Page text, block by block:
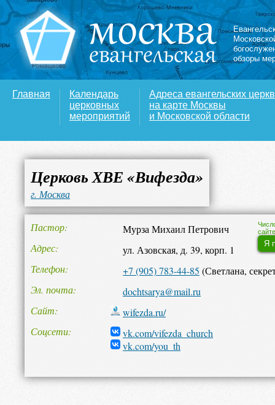
обзоры
Главная
Календарь
церковных
мероприятий
Адреса евангельских
на карте Москвы
и Московской области
Церковь ХВЕ «Вифезда»
г. Москва
Я
Пастор
Мурза Михаил Петрович
Адрес
ул. Азовская, д. 39, корп. 1
Телефон
+7 (905) 783-44-85 (Светлана,
Эл. почта
dochtsarya@mail.ru
Сайт
wifezda.ru/
Соцсети
vk.com/vifezda_church
vk.com/you_th